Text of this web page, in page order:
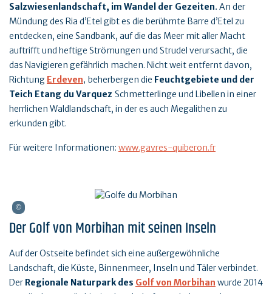
Salzwiesenlandschaft, im Wandel der Gezeiten. An der
Mündung des Ria d’Etel gibt es die berühmte Barre d’Etel zu
entdecken, eine Sandbank, auf die das Meer mit aller Macht
auftrifft und heftige Strömungen und Strudel verursacht, die
das Navigieren gefährlich machen. Nicht weit entfernt davon,
Richtung Erdeven, beherbergen die Feuchtgebiete und der
Teich Etang du Varquez Schmetterlinge und Libellen in einer
herrlichen Waldlandschaft, in der es auch Megalithen zu
erkunden gibt.
Für weitere Informationen: www.gavres-quiberon.fr
Der Golf von Morbihan mit seinen Inseln
Auf der Ostseite befindet sich eine außergewöhnliche
Landschaft, die Küste, Binnenmeer, Inseln und Täler verbindet.
Der Regionale Naturpark des Golf von Morbihan wurde 2014